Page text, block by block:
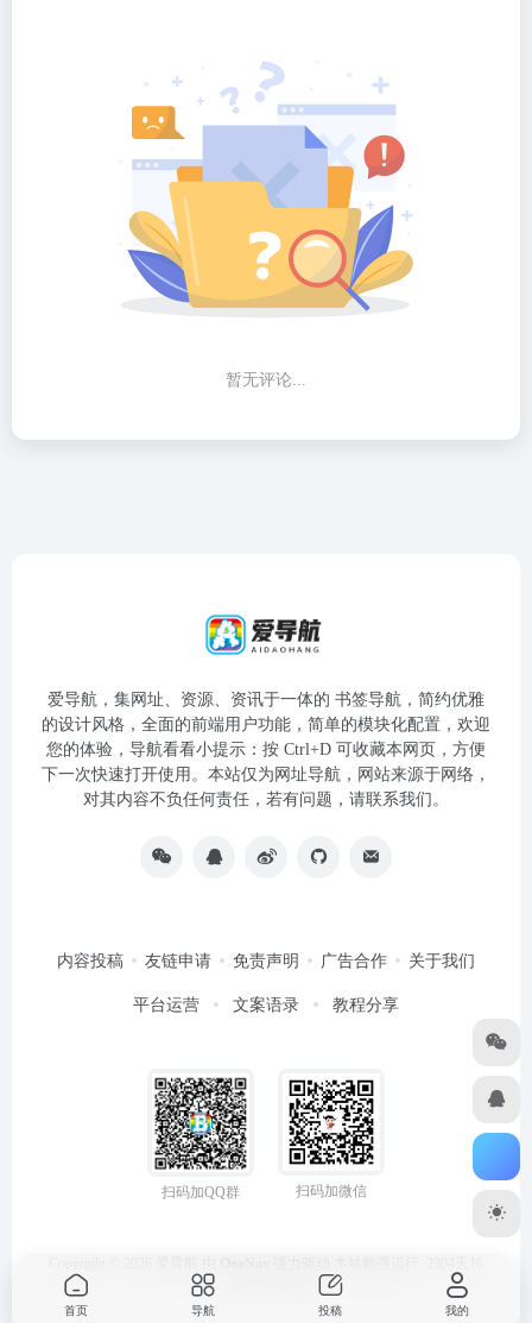
暂无评论...
爱导航，集网址、资源、资讯于一体的 书签导航，简约优雅
的设计风格，全面的前端用户功能，简单的模块化配置，欢迎
您的体验，导航看看小提示：按 Ctrl+D 可收藏本网页，方便
下一次快速打开使用。本站仅为网址导航，网站来源于网络，
对其内容不负任何责任，若有问题，请联系我们。
内容投稿 友链申请 免责声明 广告合作 关于我们
平台运营 文案语录 教程分享
扫码加QQ群 扫码加微信
首页 导航 投稿 我的